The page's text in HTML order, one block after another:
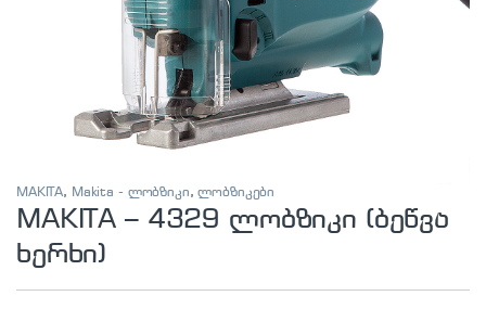
MAKITA, Makita - ლობზიკი,ლობზიკები
MAKITA – 4329 ლობზიკი (ბეწვა
ხერხი)